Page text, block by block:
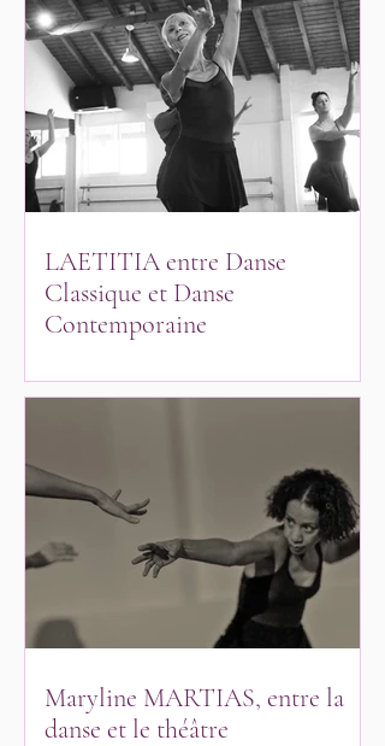
LAETITIA entre Danse
Classique et Danse
Contemporaine
Maryline MARTIAS, entre la
danse et le théâtre